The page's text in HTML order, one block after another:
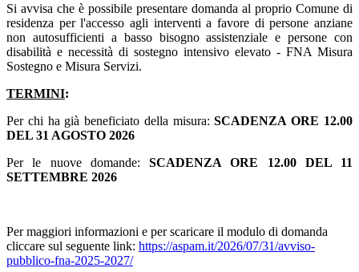
Si avvisa che è possibile presentare domanda al proprio Comune di
residenza per l'accesso agli interventi a favore di persone anziane
non autosufficienti a basso bisogno assistenziale e persone con
disabilità e necessità di sostegno intensivo elevato - FNA Misura
Sostegno e Misura Servizi.
TERMINI:
Per chi ha già beneficiato della misura:SCADENZA ORE 12.00
DEL 31 AGOSTO 2026
Per le nuove domande: SCADENZA ORE 12.00 DEL 11
SETTEMBRE 2026
Per maggiori informazioni e per scaricare il modulo di domanda
cliccare sul seguente link: https://aspam.it/2026/07/31/avviso-
pubblico-fna-2025-2027/